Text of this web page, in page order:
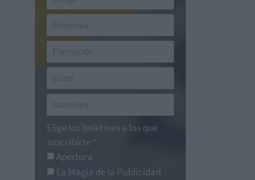
Elige los boletines a los que
suscribirte *
Apertura
La Magia de la Publicidad